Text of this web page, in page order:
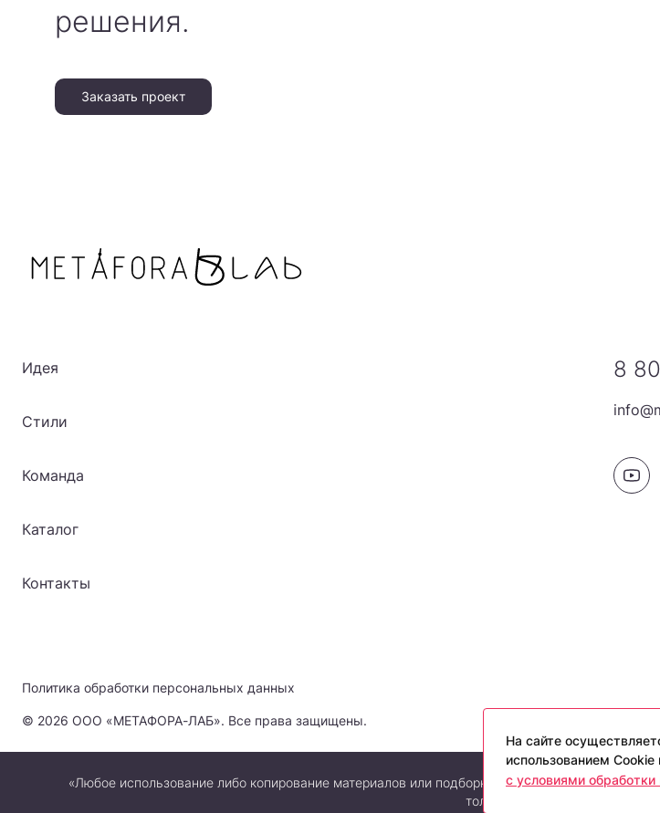
решения.
Заказать проект
Политика обработки персональных данных
© 2026 ООО «МЕТАФОРА-ЛАБ». Все права защищены.
Идея
Стили
Команда
Каталог
Контакты
8
«Любое использование либо копирование материалов или подборки материалов сайта,
только со ссылкой на
На сайте
использованием Cookie
с условиями обработки